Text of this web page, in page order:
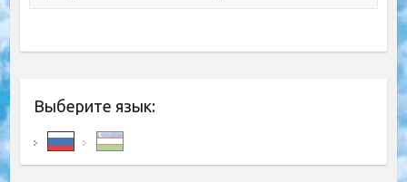
Выберите язык: